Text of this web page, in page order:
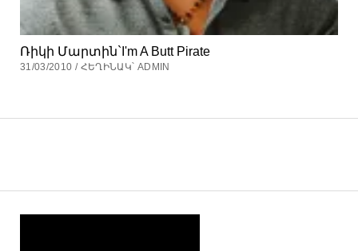
Ռիկի Մարտին`I'm A Butt Pirate
31/03/2010 / ՀԵՂԻՆԱԿ՝ ADMIN